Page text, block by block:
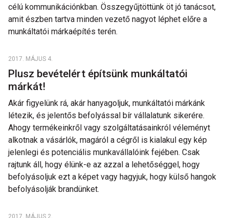
célú kommunikációnkban. Összegyűjtöttünk öt jó tanácsot,
amit észben tartva minden vezető nagyot léphet előre a
munkáltatói márkaépítés terén.
2017. MÁJUS 4.
Plusz bevételért építsünk munkáltatói
márkát!
Akár figyelünk rá, akár hanyagoljuk, munkáltatói márkánk
létezik, és jelentős befolyással bír vállalatunk sikerére.
Ahogy termékeinkről vagy szolgáltatásainkról véleményt
alkotnak a vásárlók, magáról a cégről is kialakul egy kép
jelenlegi és potenciális munkavállalóink fejében. Csak
rajtunk áll, hogy élünk-e az azzal a lehetőséggel, hogy
befolyásoljuk ezt a képet vagy hagyjuk, hogy külső hangok
befolyásolják brandünket.
2017. MÁJUS 2.